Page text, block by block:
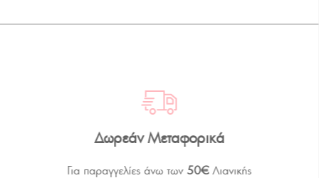
Δωρεάν Μεταφορικά
Για παραγγελίες άνω των 50€Λιανικής